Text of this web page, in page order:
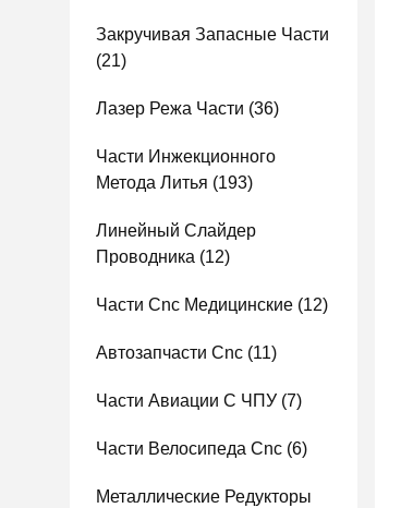
Закручивая Запасные Части
(21)
Лазер Режа Части (36)
Части Инжекционного
Метода Литья (193)
Линейный Слайдер
Проводника (12)
Части Cnc Медицинские (12)
Автозапчасти Cnc (11)
Части Авиации С ЧПУ (7)
Части Велосипеда Cnc (6)
Металлические Редукторы